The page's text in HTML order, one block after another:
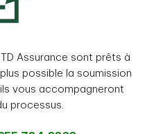
Assurance sont prêts à
possible la soumission
vous accompagneront
processus.